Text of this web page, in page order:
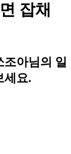
잡채
아님의 일
세요.